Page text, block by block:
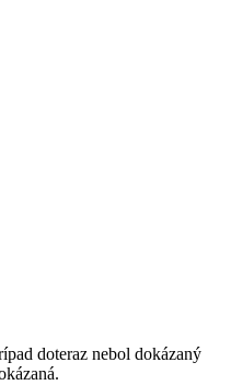
doteraz nebol dokázaný